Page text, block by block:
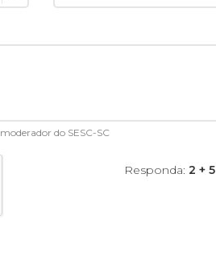
do SESC-SC
Responda:2 + 5